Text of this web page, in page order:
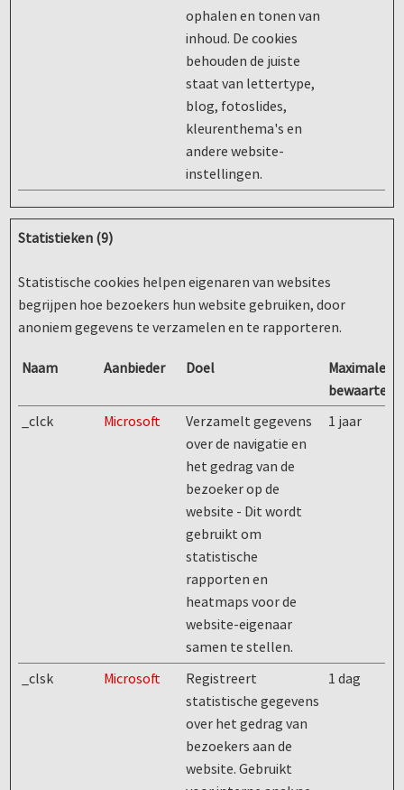
ophalen en tonen van
inhoud. De cookies
behouden de juiste
staat van lettertype,
blog, fotoslides,
kleurenthema's en
andere website-
instellingen.
Statistieken (9)
Statistische cookies helpen eigenaren van websites
begrijpen hoe bezoekers hun website gebruiken, door
anoniem gegevens te verzamelen en te rapporteren.
Naam Aanbieder Doel
Maximale
_clck
Microsoft
Verzamelt gegevens
over de navigatie en
het gedrag van de
bezoeker op de
website - Dit wordt
gebruikt om
statistische
rapporten en
heatmaps voor de
website-eigenaar
samen te stellen.
1 jaar
_clsk Microsoft
Registreert
statistische gegevens
over het gedrag van
bezoekers aan de
website. Gebruikt
1 dag